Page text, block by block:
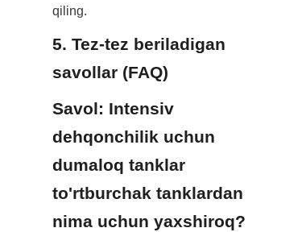
qiling.
5. Tez-tez beriladigan
savollar (FAQ)
Savol: Intensiv
dehqonchilik uchun
dumaloq tanklar
to'rtburchak tanklardan
nima uchun yaxshiroq?